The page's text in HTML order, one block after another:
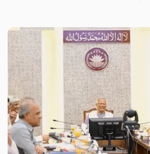
উন্নয়ন প্রশিক্ষণ এবং বাংলাদেশের এলডিসি
জোরদার করার বিষয়ে আলোচনা করেন।